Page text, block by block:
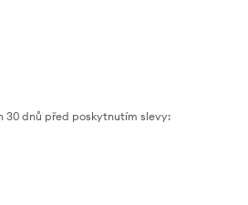
30 dnů před poskytnutím slevy: